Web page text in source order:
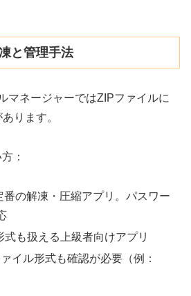
と管理手法
マネージャーではZIPファイルに
ります。
：
番の解凍・圧縮アプリ。パスワー
式も扱える上級者向けアプリ
イル形式も確認が必要（例：